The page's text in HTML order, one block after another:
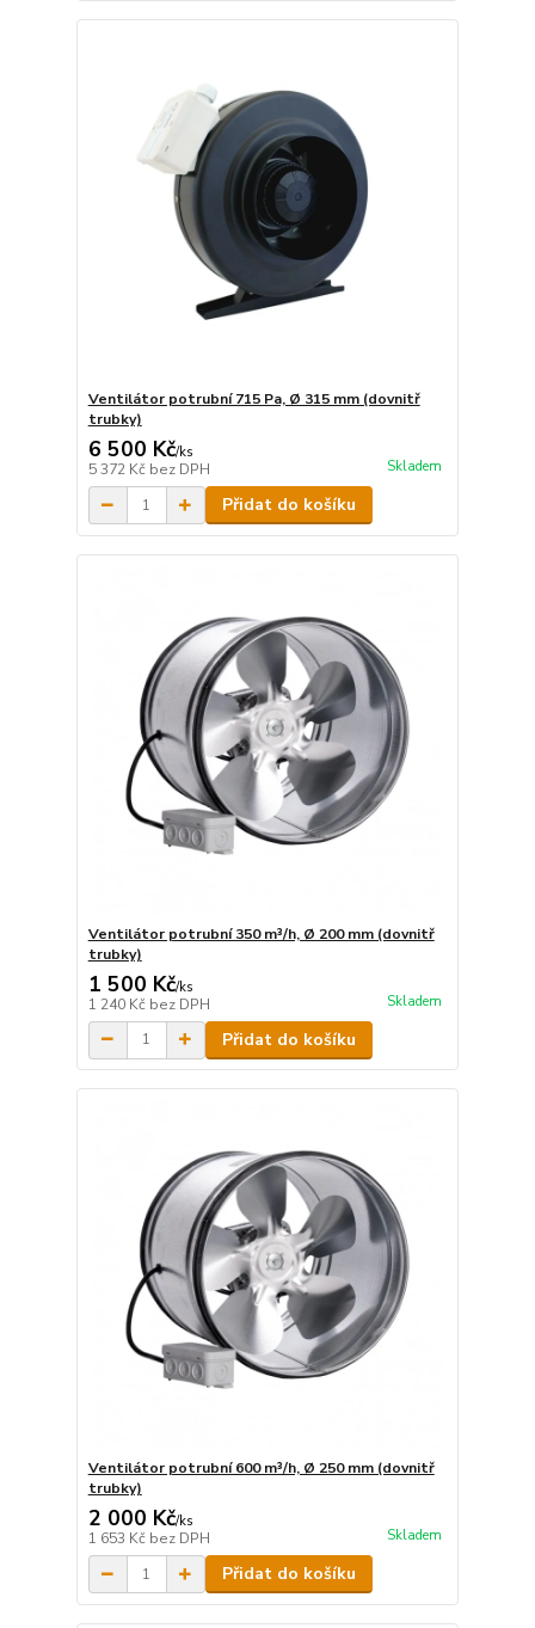
Ventilátor potrubní 715 Pa, Ø 315 mm (dovnitř
trubky)
6 500 Kč/ks
5 372 Kč bez DPH Skladem
Přidat do košíku
Ventilátor potrubní 350 m³/h, Ø 200 mm (dovnitř
trubky)
1 500 Kč/ks
1 240 Kč bez DPH Skladem
Přidat do košíku
Ventilátor potrubní 600 m³/h, Ø 250 mm (dovnitř
trubky)
2 000 Kč/ks
1 653 Kč bez DPH Skladem
Přidat do košíku